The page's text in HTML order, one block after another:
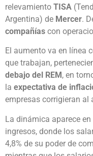
relevamiento TISA
Argentina) de Mercer.
compañías con
El aumento va en línea
que trabajan,
debajo del REM , en
la expectativa de
empresas corrigieran
La dinámica aparece
ingresos, donde los
4,8% de su poder de